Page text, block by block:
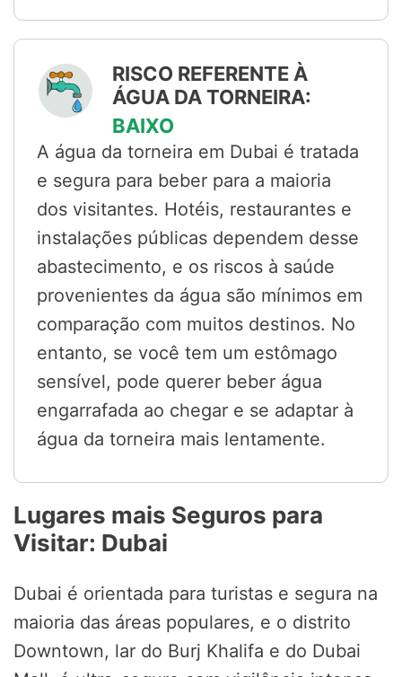
RISCO REFERENTE À
ÁGUA DA TORNEIRA:
BAIXO
A água da torneira em Dubai é tratada
e segura para beber para a maioria
dos visitantes. Hotéis, restaurantes e
instalações públicas dependem desse
abastecimento, e os riscos à saúde
provenientes da água são mínimos em
comparação com muitos destinos. No
entanto, se você tem um estômago
sensível, pode querer beber água
engarrafada ao chegar e se adaptar à
água da torneira mais lentamente.
Lugares mais Seguros para
Visitar: Dubai
Dubai é orientada para turistas e segura na
maioria das áreas populares, e o distrito
Downtown, lar do Burj Khalifa e do Dubai